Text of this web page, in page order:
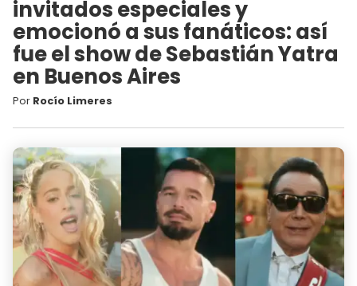
invitados especiales y
emocionó a sus fanáticos: así
fue el show de Sebastián Yatra
en Buenos Aires
Por Rocío Limeres